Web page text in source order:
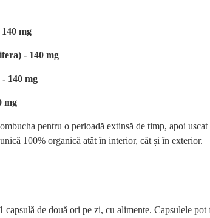
mg
- 140 mg
140 mg
mg
pentru o perioadă extinsă de timp, apoi
100% organică atât în interior, cât și în exterior.
de două ori pe zi, cu alimente. Capsulele